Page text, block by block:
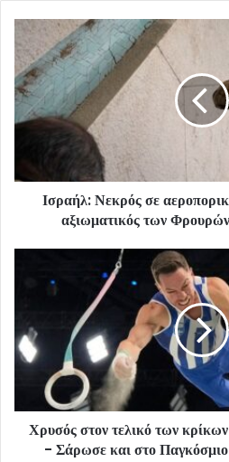
Ισραήλ: Νεκρός σε
αξιωματικός των
Χρυσός στον τελικό των
- Σάρωσε και στο